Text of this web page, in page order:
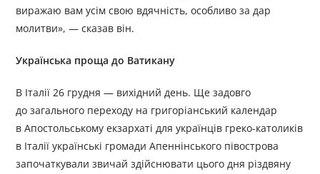
виражаю вам усім свою вдячність, особливо за дар
молитви», — сказав він.
Українська проща до Ватикану
В Італії 26 грудня — вихідний день. Ще задовго
до загального переходу на григоріанський календар
в Апостольському екзархаті для українців греко-католиків
в Італії українські громади Апеннінського півострова
започаткували звичай здійснювати цього дня різдвяну